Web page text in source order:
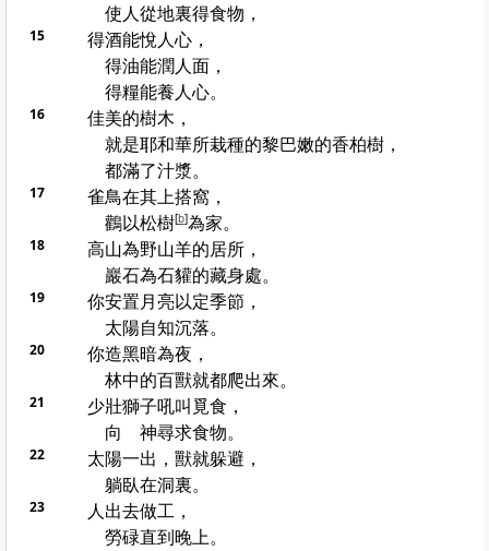
使人從地裏得食物，
15
得酒能悅人心，
得油能潤人面，
得糧能養人心。
16
佳美的樹木，
就是耶和華所栽種的黎巴嫩的香柏樹，
都滿了汁漿。
17
雀鳥在其上搭窩，
鸛以松樹[b]為家。
18
高山為野山羊的居所，
巖石為石貛的藏身處。
19
你安置月亮以定季節，
太陽自知沉落。
20
你造黑暗為夜，
林中的百獸就都爬出來。
21
少壯獅子吼叫覓食，
向 神尋求食物。
22
太陽一出，獸就躲避，
躺臥在洞裏。
23
人出去做工，
勞碌直到晚上。